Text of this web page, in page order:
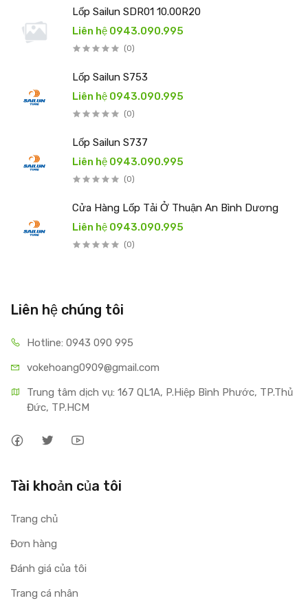
Lốp Sailun SDR01 10.00R20
Liên hệ 0943.090.995
(0)
Lốp Sailun S753
Liên hệ 0943.090.995
(0)
Lốp Sailun S737
Liên hệ 0943.090.995
(0)
Cửa Hàng Lốp Tải Ở Thuận An Bình Dương
Liên hệ 0943.090.995
(0)
Liên hệ chúng tôi
Hotline: 0943 090 995
vokehoang0909@gmail.com
Trung tâm dịch vụ: 167 QL1A, P.Hiệp Bình Phước, TP.Thủ
Đức, TP.HCM
Tài khoản của tôi
Trang chủ
Đơn hàng
Đánh giá của tôi
Trang cá nhân